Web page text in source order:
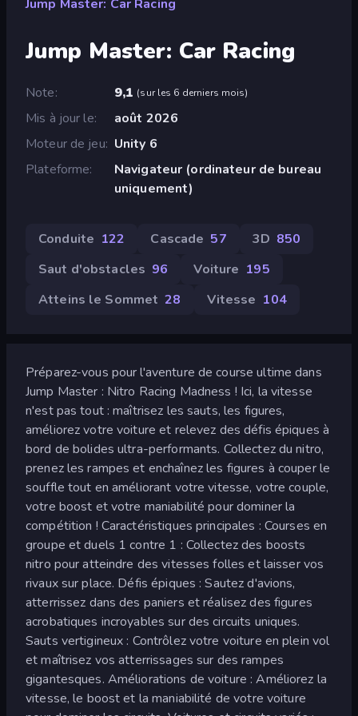
Jump Master: Car Racing
Jump Master: Car Racing
Note 9,1 (sur les 6 derniers mois)
Mis à jour le
août 2026
Moteur de jeu Unity 6
Plateforme
Navigateur (ordinateur de bureau
uniquement)
Conduite 122 Cascade 57 3D 850
Saut d'obstacles 96 Voiture 195
Atteins le Sommet 28 Vitesse 104
Préparez-vous pour l'aventure de course ultime dans
Jump Master : Nitro Racing Madness ! Ici, la vitesse
n'est pas tout : maîtrisez les sauts, les figures,
améliorez votre voiture et relevez des défis épiques à
bord de bolides ultra-performants. Collectez du nitro,
prenez les rampes et enchaînez les figures à couper le
souffle tout en améliorant votre vitesse, votre couple,
votre boost et votre maniabilité pour dominer la
compétition ! Caractéristiques principales : Courses en
groupe et duels 1 contre 1 : Collectez des boosts
nitro pour atteindre des vitesses folles et laisser vos
rivaux sur place. Défis épiques : Sautez d'avions,
atterrissez dans des paniers et réalisez des figures
acrobatiques incroyables sur des circuits uniques.
Sauts vertigineux : Contrôlez votre voiture en plein vol
et maîtrisez vos atterrissages sur des rampes
gigantesques. Améliorations de voiture : Améliorez la
vitesse, le boost et la maniabilité de votre voiture